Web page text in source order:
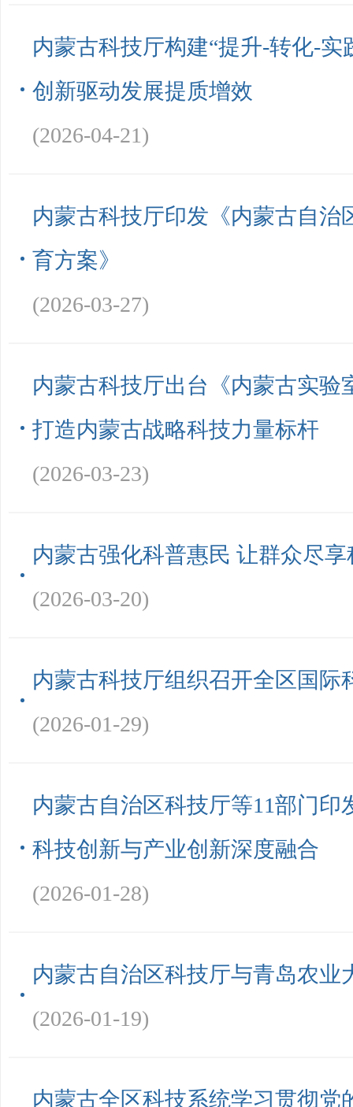
内蒙古科技厅构建“提升-转化-实
创新驱动发展提质增效
(2026-04-21)
内蒙古科技厅印发《内蒙古自治
育方案》
(2026-03-27)
内蒙古科技厅出台《内蒙古实验
打造内蒙古战略科技力量标杆
(2026-03-23)
内蒙古强化科普惠民 让群众尽享
(2026-03-20)
内蒙古科技厅组织召开全区国际
(2026-01-29)
内蒙古自治区科技厅等11部门印
科技创新与产业创新深度融合
(2026-01-28)
内蒙古自治区科技厅与青岛农业
(2026-01-19)
内蒙古全区科技系统学习贯彻党